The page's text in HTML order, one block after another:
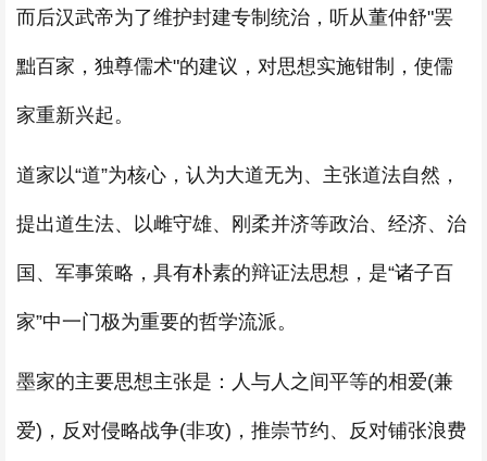
而后汉武帝为了维护封建专制统治，听从董仲舒"罢
黜百家，独尊儒术"的建议，对思想实施钳制，使儒
家重新兴起。
道家以“道”为核心，认为大道无为、主张道法自然，
提出道生法、以雌守雄、刚柔并济等政治、经济、治
国、军事策略，具有朴素的辩证法思想，是“诸子百
家”中一门极为重要的哲学流派。
墨家的主要思想主张是：人与人之间平等的相爱(兼
爱)，反对侵略战争(非攻)，推崇节约、反对铺张浪费